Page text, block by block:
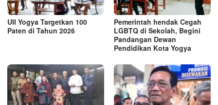
UII Yogya Targetkan 100
Paten di Tahun 2026
Pemerintah hendak Cegah
LGBTQ di Sekolah, Begini
Pandangan Dewan
Pendidikan Kota Yogya